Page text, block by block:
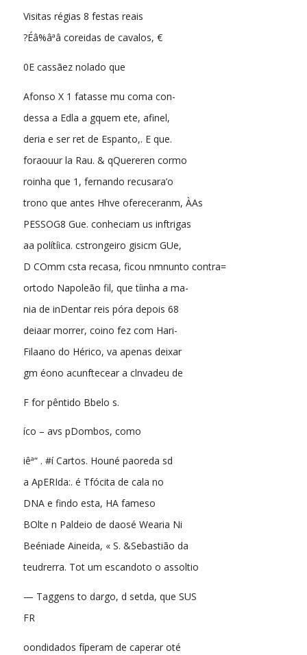
Visitas régias 8 festas reais
?Éâ%âªâ coreidas de cavalos, €
0E cassãez nolado que
Afonso X 1 fatasse mu coma con-
dessa a Edla a gquem ete, afinel,
deria e ser ret de Espanto,. E que.
foraouur la Rau. & qQuereren cormo
roinha que 1, fernando recusara’o
trono que antes Hhve ofereceranm, ÀAs
PESSOG8 Gue. conheciam us inftrigas
aa polítíica. cstrongeiro gisicm GUe,
D COmm csta recasa, ficou nmnunto contra=
ortodo Napoleão fil, que tíinha a ma-
nia de inDentar reis póra depois 68
deiaar morrer, coino fez com Hari-
Filaano do Hérico, va apenas deixar
gm éono acunftecear a clnvadeu de
F for pêntido Bbelo s.
íco – avs pDombos, como
iêª“ . #í Cartos. Houné paoreda sd
a ApERIda:. é Tfócita de cala no
DNA e findo esta, HA fameso
BOlte n Paldeio de daosé Wearia Ni
Beéniade Aineida, « S. &Sebastião da
teudrerra. Tot um escandoto o assoltio
— Taggens to dargo, d setda, que SUS
FR
oondidados fíperam de caperar oté